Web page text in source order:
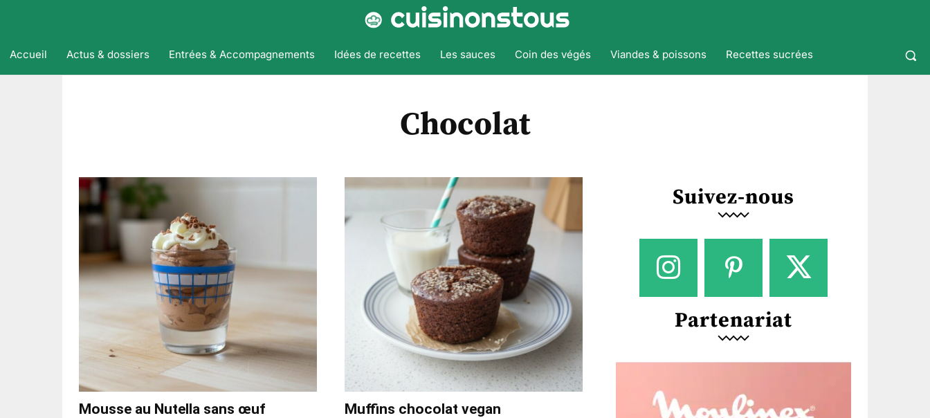
Accueil Actus & dossiers Entrées & Accompagnements Idées de recettes Les sauces Coin des végés Viandes & poissons Recettes sucrées
Chocolat
Mousse au Nutella sans œuf Muffins chocolat vegan
Suivez-nous
Partenariat